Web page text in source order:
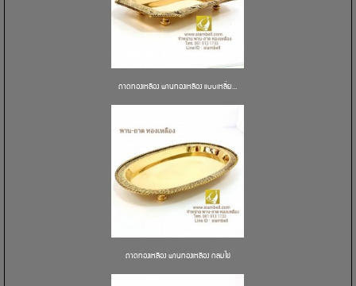
ถาดทองเหลือง พานทองเหลือง แบบเหลี่ย...
ถาดทองเหลือง พานทองเหลือง กลมไข่